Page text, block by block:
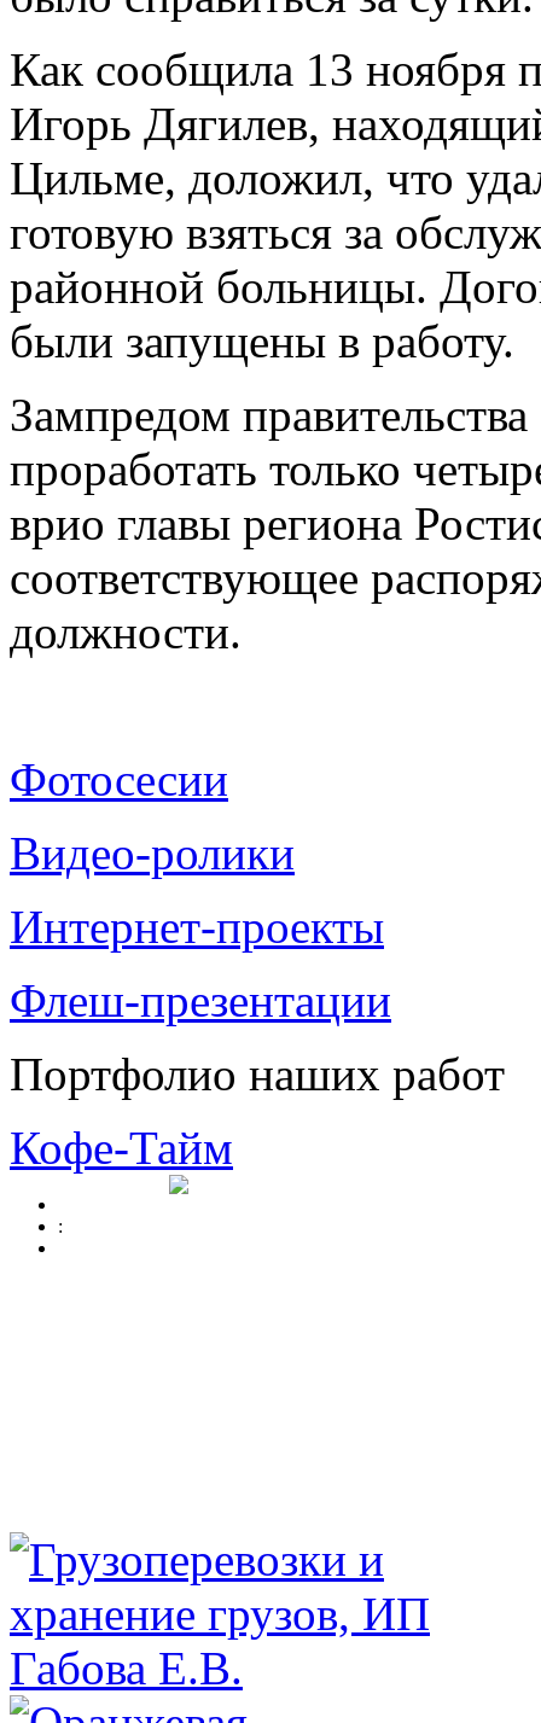
Как сообщила 13 ноября
Игорь Дягилев,
Цильме, доложил, что
готовую взяться за
районной больницы.
были запущены в работу.
Зампредом
проработать только
врио главы региона
соответствующее
должности.
Фотосесии
Видео-ролики
Интернет-проекты
Флеш-презентации
Портфолио наших работ
Кофе-Тайм
: